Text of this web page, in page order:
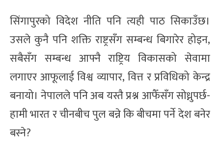
सिंगापुरको विदेश नीति पनि त्यही पाठ सिकाउँछ।
उसले कुनै पनि शक्ति राष्ट्रसँग सम्बन्ध बिगारेर होइन,
सबैसँग सम्बन्ध आफ्नै राष्ट्रिय विकासको सेवामा
लगाएर आफूलाई विश्व व्यापार, वित्त र प्रविधिको केन्द्र
बनायो। नेपालले पनि अब यस्तै प्रश्न आफैँसँग सोध्नुपर्छ-
हामी भारत र चीनबीच पुल बन्ने कि बीचमा पर्ने देश बनेर
बस्ने?